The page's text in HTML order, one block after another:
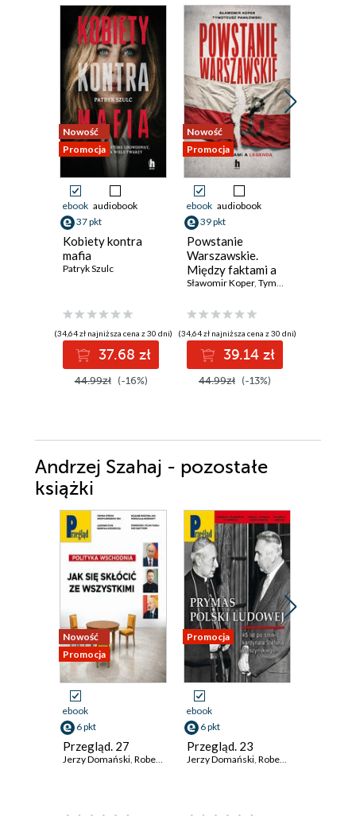
Nowość
Promocja
ebook audiobook
37 pkt
Kobiety kontra
mafia
Patryk Szulc
(34,64 zł najniższa cena z 30 dni)
37.68 zł
44.99zł (-16%)
Nowość
Promocja
ebook audiobook
39 pkt
Powstanie
Warszawskie.
Między faktami a
legendą
Sławomir Koper, Tymoteusz Pawłowski
(34,64 zł najniższa cena z 30 dni)
39.14 zł
44.99zł (-13%)
Andrzej Szahaj - pozostałe
książki
Nowość
Promocja
ebook
6 pkt
Przegląd. 27
Jerzy Domański Robert Walenciak ,Kornel Wawrzyniak
Promocja
ebook
6 pkt
Przegląd. 23
Jerzy Domański Robert Walenciak